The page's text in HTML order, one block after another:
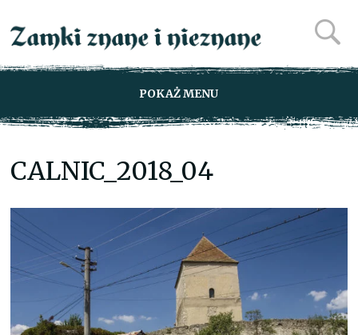
POKAŻ MENU
CALNIC_2018_04